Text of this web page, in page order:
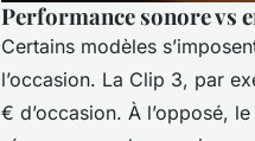
Performance sonore vs
Certains modèles
l’occasion. La Clip 3, par
€ d’occasion. À l’opposé,